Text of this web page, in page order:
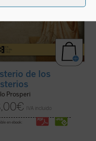
de los
Prosperi
€ IVA incluido
en ebook: